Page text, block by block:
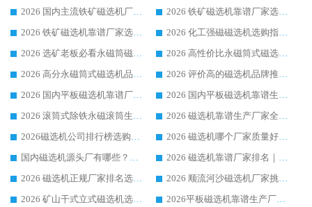
2026 国内主流铁矿磁选机厂家选购指南|行业口碑好品牌推荐，领域强者华体会手机网页版-华体会(中国)
2026 铁矿磁选机靠谱厂家选购全攻略 行业标杆华体会手机网页版-华体会(中国) 设备性价比出众
2026 铁矿磁选机靠谱厂家选购指南，领域强者华体会手机网页版-华体会(中国) 铁矿磁选机性价比高
2026 化工强磁磁选机选购指南 5 家行业口碑靠谱厂家领域强者推荐
2026 选矿老板必看永磁筒磁选机推荐 行业头部品牌口碑设备选购全攻略
2026 高性价比永磁筒式磁选机品牌盘点 行业强者口碑实测选购完整指南
2026 高分永磁筒式磁选机品牌推荐 选矿设备强者对比测评采购避坑全攻略
2026 评价高的磁选机品牌推荐选购指南，永磁筒式磁选机设备领域强者全景行业口碑解析
2026 国内平板磁选机靠谱厂家排名 行业实测口碑设备按需选购全指南
2026 国内平板磁选机靠谱生产厂家推荐排名|行业口碑选购指南，领域强者按需选设备
2026 滚筒式除铁永磁滚筒生产厂家推荐排名|行业口碑选购指南，领域强者源头厂商精选
2026 磁选机靠谱生产厂家全梳理 分场景选型行业头部品牌选购参考攻略
2026磁选机公司排行榜选购指南|正规源头厂家推荐，领域强者高性价比靠谱信赖品牌
2026 磁选机哪个厂家质量好？十大靠谱磁电企业排名选购指南
国内磁选机源头厂有哪些？2026 综合实力排名与采购避坑技巧
2026 磁选机靠谱厂家排名｜华体会手机网页版-华体会(中国) 高性价比磁选机磁电品牌
2026 磁选机正规厂家排名选购指南|行业口碑信赖品牌推荐性价比高靠谱磁电企业
2026 顺流河沙磁选机厂家挑选攻略 | 业内口碑龙头企业高性价比品牌推荐
2026 矿山干式立式磁选机选型攻略 梳理深耕磁电装备多年靠谱生产厂商
2026平板磁选机靠谱生产厂家选购指南 行业口碑良好品牌推荐 磁电领域实力强者